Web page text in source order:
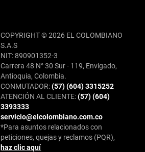
COPYRIGHT © 2026 EL COLOMBIANO
S.A.S
NIT: 890901352-3
Carrera 48 N° 30 Sur - 119, Envigado,
Antioquia, Colombia.
CONMUTADOR:(57) (604) 3315252
ATENCIÓN AL CLIENTE:(57) (604)
3393333
servicio@elcolombiano.com.co
*Para asuntos relacionados con
peticiones, quejas y reclamos (PQR),
haz clic aquí